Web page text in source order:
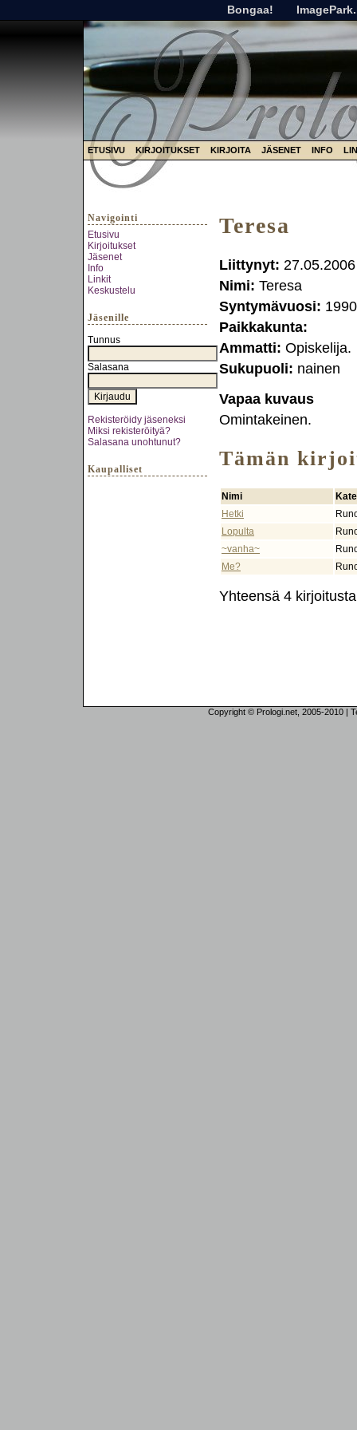
Bongaa!
ETUSIVU KIRJOITUKSET KIRJOITA JÄSENET INFO
Navigointi
Etusivu
Kirjoitukset
Jäsenet
Info
Linkit
Keskustelu
Jäsenille
Tunnus
Salasana
Rekisteröidy jäseneksi
Miksi rekisteröityä?
Salasana unohtunut?
Kaupalliset
Teresa
Liittynyt:
Nimi: Teresa
Syntymävuosi: 1990
Paikkakunta:
Ammatti: Opiskelija.
Sukupuoli: nainen
Vapaa kuvaus
Omintakeinen.
Tämän
Nimi
Hetki
Lopulta
~vanha~
Me?
Yhteensä 4 kirjoitusta
Copyright © Prologi.net, 2005-2010 |